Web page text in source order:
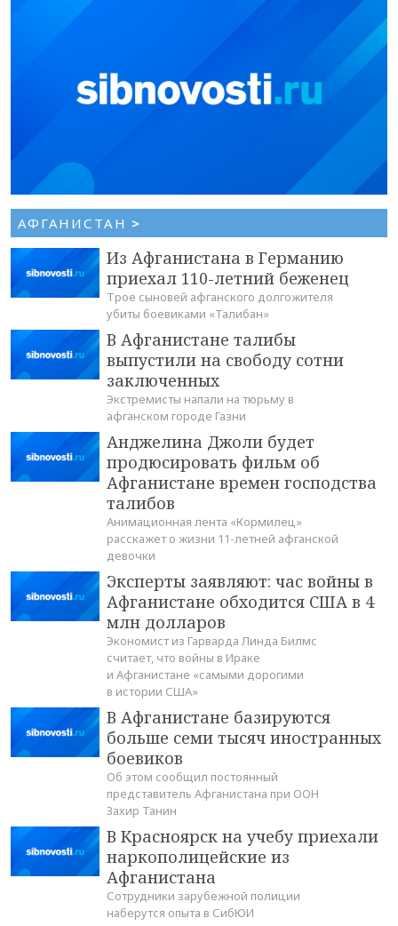
АФГАНИСТАН >
Из Афганистана в Германию
приехал 110-летний беженец
Трое сыновей афганского долгожителя
убиты боевиками «Талибан»
В Афганистане талибы
выпустили на свободу сотни
заключенных
Экстремисты напали на тюрьму в
афганском городе Газни
Анджелина Джоли будет
продюсировать фильм об
Афганистане времен господства
талибов
Анимационная лента «Кормилец»
расскажет о жизни 11-летней афганской
девочки
Эксперты заявляют: час войны в
Афганистане обходится США в 4
млн долларов
Экономист из Гарварда Линда Билмс
считает, что войны в Ираке
и Афганистане «самыми дорогими
в истории США»
В Афганистане базируются
больше семи тысяч иностранных
боевиков
Об этом сообщил постоянный
представитель Афганистана при ООН
Захир Танин
В Красноярск на учебу приехали
наркополицейские из
Афганистана
Сотрудники зарубежной полиции
наберутся опыта в СибЮИ